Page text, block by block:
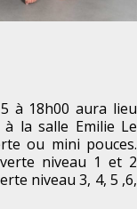
à 18h00 aura lieu
la salle Emilie Le
ou mini pouces.
niveau 1 et 2
niveau 3, 4, 5 ,6,